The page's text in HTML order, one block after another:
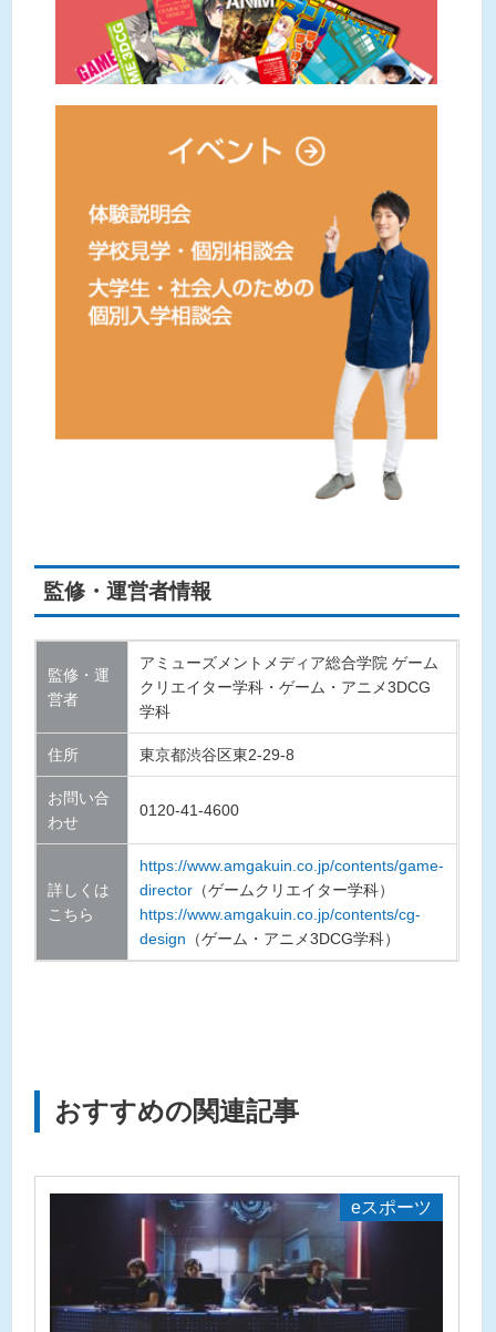
監修・運営者情報
監修・運
営者
アミューズメントメディア総合学院 ゲーム
クリエイター学科・ ゲーム・アニメ3DCG
学科
住所 東京都渋谷区東2-29-8
お問い合
わせ
0120-41-4600
詳しくは
こちら
https://www.amgakuin.co.jp/contents/game-
director （ゲームクリエイター学科）
https://www.amgakuin.co.jp/contents/cg-
design （ゲーム・アニメ3DCG学科）
おすすめの関連記事
eスポーツ